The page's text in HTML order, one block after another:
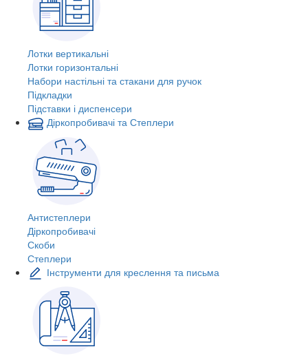
Лотки вертикальні
Лотки горизонтальні
Набори настільні та стакани для ручок
Підкладки
Підставки і диспенсери
Діркопробивачі та Степлери
Антистеплери
Діркопробивачі
Скоби
Степлери
Інструменти для креслення та письма